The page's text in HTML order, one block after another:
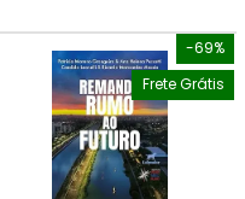
-69%
Frete Grátis